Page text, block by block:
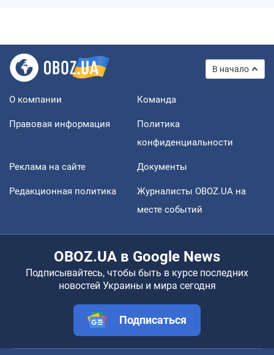
В начало
О компании Команда
Правовая информация
Политика
конфиденциальности
Реклама на сайте Документы
Редакционная политика
Журналисты OBOZ.UA на
месте событий
OBOZ.UA в Google News
Подписывайтесь, чтобы быть в курсе последних
новостей Украины и мира сегодня
Подписаться